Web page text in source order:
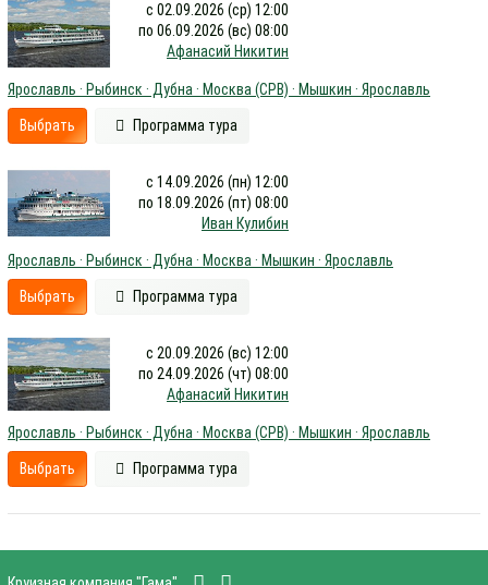
с 02.09.2026 (ср) 12:00
по 06.09.2026 (вс) 08:00
Афанасий Никитин
Ярославль · Рыбинск · Дубна · Москва (СРВ) · Мышкин · Ярославль
Выбрать Программа тура
с 14.09.2026 (пн) 12:00
по 18.09.2026 (пт) 08:00
Иван Кулибин
Ярославль · Рыбинск · Дубна · Москва · Мышкин · Ярославль
Выбрать Программа тура
с 20.09.2026 (вс) 12:00
по 24.09.2026 (чт) 08:00
Афанасий Никитин
Ярославль · Рыбинск · Дубна · Москва (СРВ) · Мышкин · Ярославль
Выбрать Программа тура